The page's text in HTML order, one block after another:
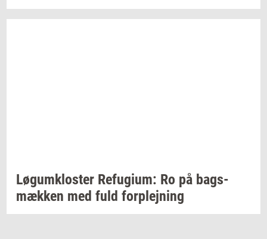
Løgum­klo­ster Re­fu­gi­um: Ro på bags­
mæk­ken med fuld for­plej­ning